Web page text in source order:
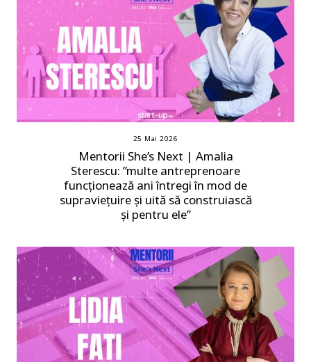
25 Mai 2026
Mentorii She’s Next | Amalia
Sterescu: ”multe antreprenoare
funcționează ani întregi în mod de
supraviețuire și uită să construiască
și pentru ele”